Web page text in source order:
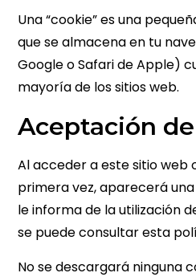
Una “cookie” es una
que se almacena en tu
Google o Safari de Apple)
mayoría de los sitios web.
Aceptación
Al acceder a este sitio web
primera vez, aparecerá
le informa de la utilización
se puede consultar esta
No se descargará ninguna